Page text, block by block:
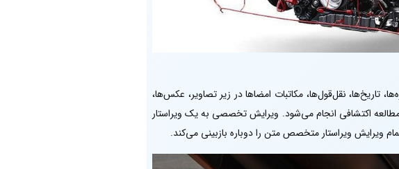
تاریخ‌ها، نقل‌قول‌ها، مکاتبات امضاها در زیر تصاویر، عکس‌ها،
اکتشافی انجام می‌شود. ویرایش تخصصی به یک ویراستار
ویرایش ویراستار متخصص متن را دوباره بازبینی می‌کند.